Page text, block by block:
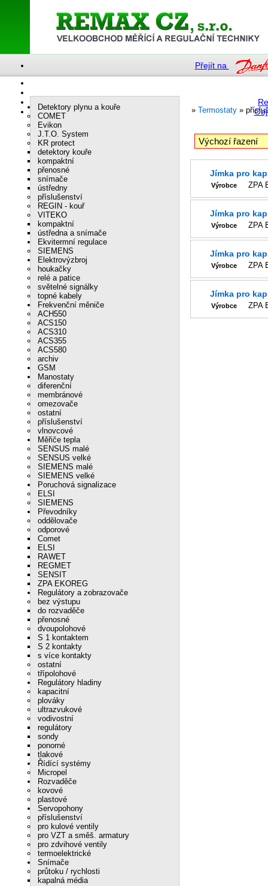
Přejít na
» Termostaty »
Jímka pro
Výrobce ZPA
Jímka pro
Výrobce ZPA
Jímka pro
Výrobce ZPA
Jímka pro
Výrobce ZPA
Detektory plynu a kouře
COMET
Evikon
J.T.O. System
KR protect
detektory kouře
kompaktní
přenosné
snímače
ústředny
příslušenství
REGIN - kouř
VITEKO
kompaktní
ústředna a snímače
Ekvitermní regulace
SIEMENS
Elektrovýzbroj
houkačky
relé a patice
světelné signálky
topné kabely
Frekvenční měniče
ACH550
ACS150
ACS310
ACS355
ACS580
archiv
GSM
Manostaty
diferenční
membránové
omezovače
ostatní
příslušenství
vlnovcové
Měřiče tepla
SENSUS malé
SENSUS velké
SIEMENS malé
SIEMENS velké
Poruchová signalizace
ELSI
SIEMENS
Převodníky
oddělovače
odporové
Comet
ELSI
RAWET
REGMET
SENSIT
ZPA EKOREG
Regulátory a zobrazovače
bez výstupu
do rozvaděče
přenosné
dvoupolohové
S 1 kontaktem
S 2 kontakty
s více kontakty
ostatní
třípolohové
Regulátory hladiny
kapacitní
plováky
ultrazvukové
vodivostní
regulátory
sondy
ponorné
tlakové
Řídící systémy
Micropel
Rozvaděče
kovové
plastové
Servopohony
příslušenství
pro kulové ventily
pro VZT a směš. armatury
pro zdvihové ventily
termoelektrické
Snímače
průtoku / rychlosti
kapalná média